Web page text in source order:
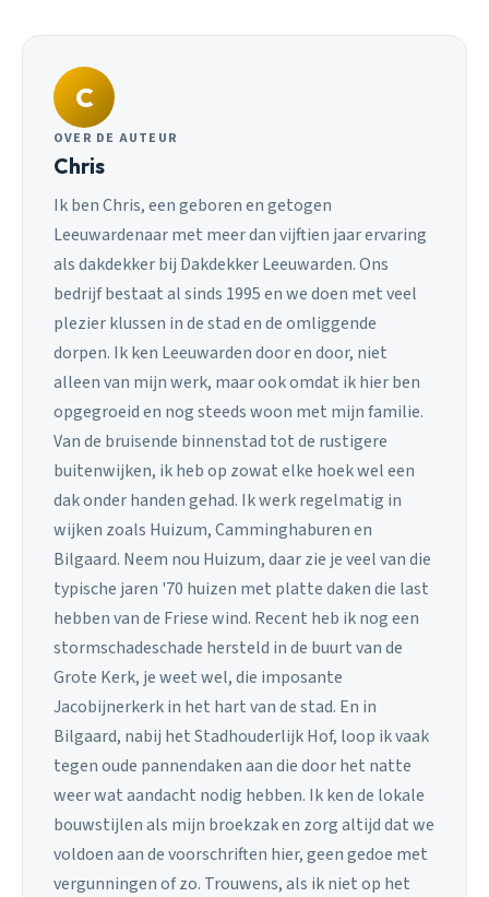
C
OVER DE AUTEUR
Chris
Ik ben Chris, een geboren en getogen
Leeuwardenaar met meer dan vijftien jaar ervaring
als dakdekker bij Dakdekker Leeuwarden. Ons
bedrijf bestaat al sinds 1995 en we doen met veel
plezier klussen in de stad en de omliggende
dorpen. Ik ken Leeuwarden door en door, niet
alleen van mijn werk, maar ook omdat ik hier ben
opgegroeid en nog steeds woon met mijn familie.
Van de bruisende binnenstad tot de rustigere
buitenwijken, ik heb op zowat elke hoek wel een
dak onder handen gehad. Ik werk regelmatig in
wijken zoals Huizum, Camminghaburen en
Bilgaard. Neem nou Huizum, daar zie je veel van die
typische jaren '70 huizen met platte daken die last
hebben van de Friese wind. Recent heb ik nog een
stormschadeschade hersteld in de buurt van de
Grote Kerk, je weet wel, die imposante
Jacobijnerkerk in het hart van de stad. En in
Bilgaard, nabij het Stadhouderlijk Hof, loop ik vaak
tegen oude pannendaken aan die door het natte
weer wat aandacht nodig hebben. Ik ken de lokale
bouwstijlen als mijn broekzak en zorg altijd dat we
voldoen aan de voorschriften hier, geen gedoe met
vergunningen of zo. Trouwens, als ik niet op het